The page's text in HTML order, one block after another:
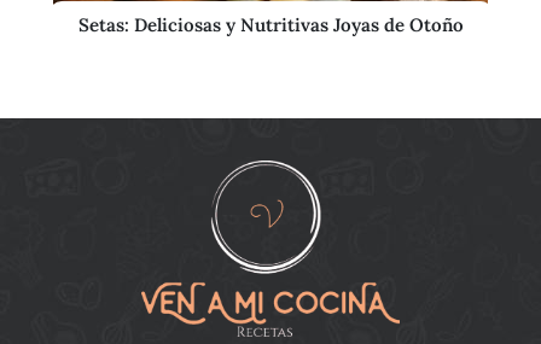
Setas: Deliciosas y Nutritivas Joyas de Otoño